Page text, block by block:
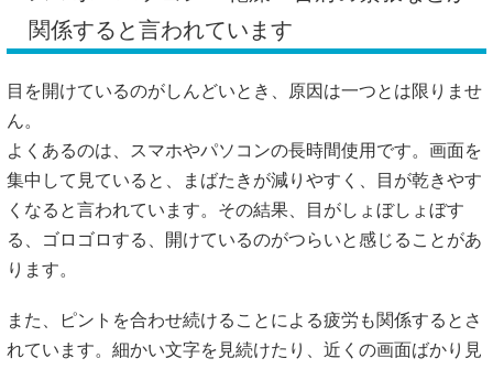
関係すると言われています
目を開けているのがしんどいとき、原因は一つとは限りませ
ん。
よくあるのは、スマホやパソコンの長時間使用です。画面を
集中して見ていると、まばたきが減りやすく、目が乾きやす
くなると言われています。その結果、目がしょぼしょぼす
る、ゴロゴロする、開けているのがつらいと感じることがあ
ります。
また、ピントを合わせ続けることによる疲労も関係するとさ
れています。細かい文字を見続けたり、近くの画面ばかり見